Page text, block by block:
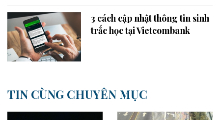
3 cách cập nhật thông tin sinh
trắc học tại Vietcombank
TIN CÙNG CHUYÊN MỤC